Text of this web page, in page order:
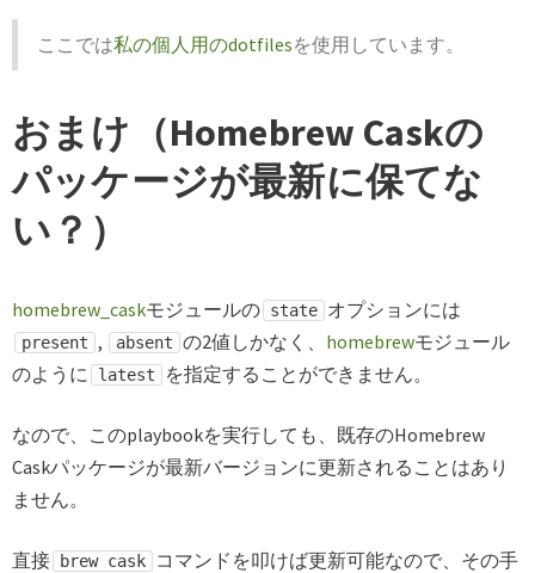
ここでは私の個人用のdotfilesを使用しています。
おまけ（Homebrew Caskの
パッケージが最新に保てな
い？）
homebrew_caskモジュールの state オプションには
present , absent の2値しかなく、 homebrewモジュール
のように
latest を指定することができません。
なので、このplaybookを実行しても、既存のHomebrew
Caskパッケージが最新バージョンに更新されることはあり
ません。
直接 brew cask
コマンドを叩けば更新可能なので、その手